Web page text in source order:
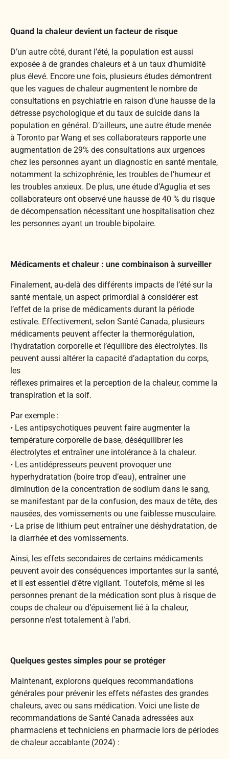
Quand la chaleur devient un facteur de risque
D’un autre côté, durant l’été, la population est aussi
exposée à de grandes chaleurs et à un taux d’humidité
plus élevé. Encore une fois, plusieurs études démontrent
que les vagues de chaleur augmentent le nombre de
consultations en psychiatrie en raison d’une hausse de la
détresse psychologique et du taux de suicide dans la
population en général. D’ailleurs, une autre étude menée
à Toronto par Wang et ses collaborateurs rapporte une
augmentation de 29% des consultations aux urgences
chez les personnes ayant un diagnostic en santé mentale,
notamment la schizophrénie, les troubles de l’humeur et
les troubles anxieux. De plus, une étude d’Aguglia et ses
collaborateurs ont observé une hausse de 40 % du risque
de décompensation nécessitant une hospitalisation chez
les personnes ayant un trouble bipolaire.
Médicaments et chaleur : une combinaison à surveiller
Finalement, au-delà des différents impacts de l’été sur la
santé mentale, un aspect primordial à considérer est
l’effet de la prise de médicaments durant la période
estivale. Effectivement, selon Santé Canada, plusieurs
médicaments peuvent affecter la thermorégulation,
l’hydratation corporelle et l’équilibre des électrolytes. Ils
peuvent aussi altérer la capacité d’adaptation du corps,
les
réflexes primaires et la perception de la chaleur, comme la
transpiration et la soif.
Par exemple :
• Les antipsychotiques peuvent faire augmenter la
température corporelle de base, déséquilibrer les
électrolytes et entraîner une intolérance à la chaleur.
• Les antidépresseurs peuvent provoquer une
hyperhydratation (boire trop d’eau), entraîner une
diminution de la concentration de sodium dans le sang,
se manifestant par de la confusion, des maux de tête, des
nausées, des vomissements ou une faiblesse musculaire.
• La prise de lithium peut entraîner une déshydratation, de
la diarrhée et des vomissements.
Ainsi, les effets secondaires de certains médicaments
peuvent avoir des conséquences importantes sur la santé,
et il est essentiel d’être vigilant. Toutefois, même si les
personnes prenant de la médication sont plus à risque de
coups de chaleur ou d’épuisement lié à la chaleur,
personne n’est totalement à l’abri.
Quelques gestes simples pour se protéger
Maintenant, explorons quelques recommandations
générales pour prévenir les effets néfastes des grandes
chaleurs, avec ou sans médication. Voici une liste de
recommandations de Santé Canada adressées aux
pharmaciens et techniciens en pharmacie lors de périodes
de chaleur accablante (2024) :